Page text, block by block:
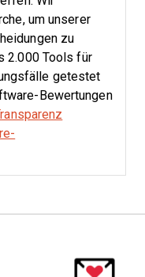
um unserer
zu
2.000 Tools für
getestet
Bewertungen